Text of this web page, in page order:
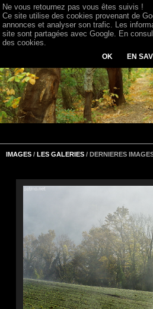
IMAGES / LES GALERIES / DERNIERES
Ne vous retournez pas vous êtes suivis !
Ce site utilise des cookies provenant de
annonces et analyser son trafic. Les
site sont partagées avec Google. En
des cookies.
OK EN